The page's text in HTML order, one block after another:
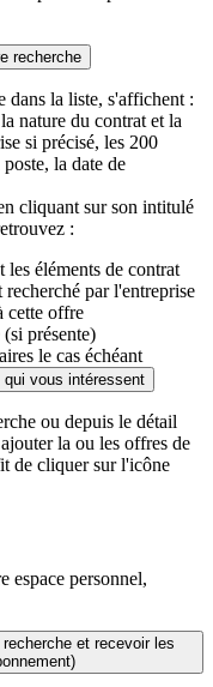
recherche
dans la liste, s'affichent :
nature du contrat et la
si précisé, les 200
la date de
cliquant sur son intitulé
:
les éléments de contrat
par l'entreprise
cette offre
présente)
le cas échéant
vous intéressent
ou depuis le détail
la ou les offres de
de cliquer sur l'icône
espace personnel,
et recevoir les